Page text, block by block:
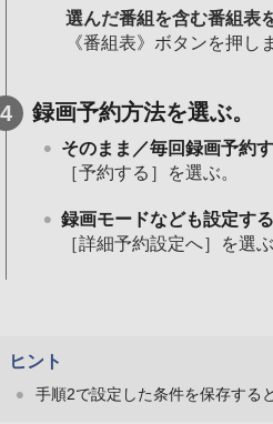
選んだ番組を含む番組表
《番組表》ボタンを押し
録画予約方法を選ぶ。
そのまま／毎回録画予約
［予約する］を選ぶ。
録画モードなども設定す
［詳細予約設定へ］を選ぶ
ヒント
手順2で設定した条件を保存する